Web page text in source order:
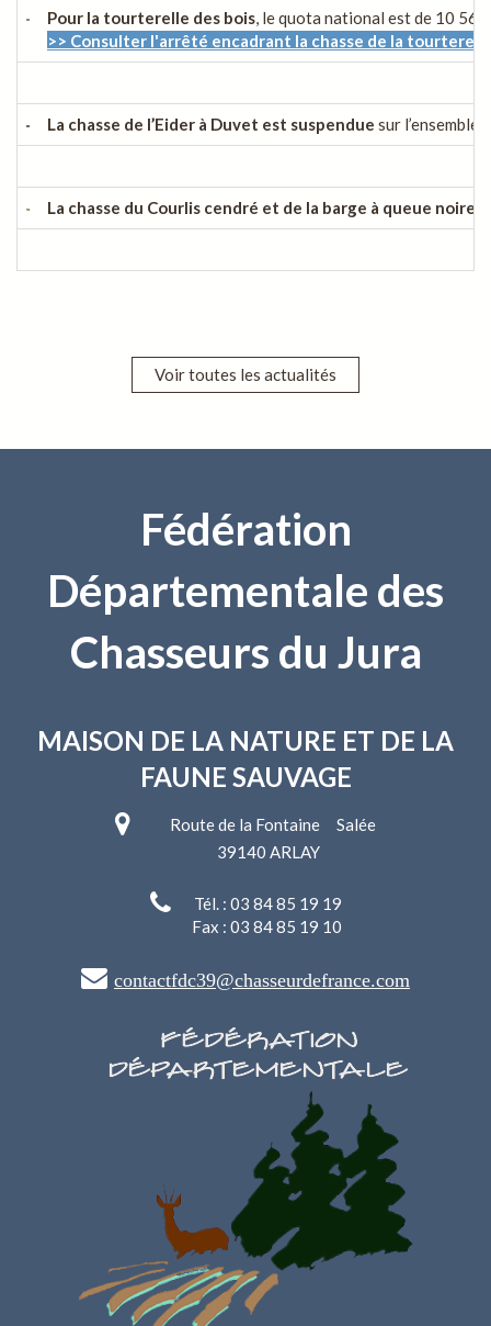
Pour la tourterelle des bois, le quota national est de 10
>> Consulter l'arrêté encadrant la chasse de la
La chasse de l’Eider à Duvet est suspendue sur
La chasse du Courlis cendré et de la barge à queue noire
Voir toutes les actualités
Fédération
Départementale des
Chasseurs du Jura
MAISON DE LA NATURE ET DE LA
FAUNE SAUVAGE
Route de la Fontaine Salée
39140 ARLAY
Tél. : 03 84 85 19 19
Fax : 03 84 85 19 10
contactfdc39@chasseurdefrance.com